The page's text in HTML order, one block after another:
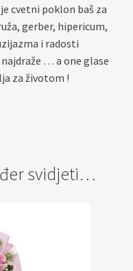
cvetni poklon baš za
gerber, hipericum,
i radosti
najdraže … a one glase
za životom !
svidjeti…